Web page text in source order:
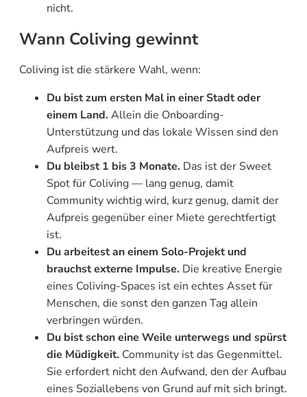
nicht.
Wann Coliving gewinnt
Coliving ist die stärkere Wahl, wenn:
Du bist zum ersten Mal in einer Stadt oder
einem Land. Allein die Onboarding-
Unterstützung und das lokale Wissen sind den
Aufpreis wert.
Du bleibst 1 bis 3 Monate. Das ist der Sweet
Spot für Coliving — lang genug, damit
Community wichtig wird, kurz genug, damit der
Aufpreis gegenüber einer Miete gerechtfertigt
ist.
Du arbeitest an einem Solo-Projekt und
brauchst externe Impulse. Die kreative Energie
eines Coliving-Spaces ist ein echtes Asset für
Menschen, die sonst den ganzen Tag allein
verbringen würden.
Du bist schon eine Weile unterwegs und spürst
die Müdigkeit. Community ist das Gegenmittel.
Sie erfordert nicht den Aufwand, den der Aufbau
eines Soziallebens von Grund auf mit sich bringt.